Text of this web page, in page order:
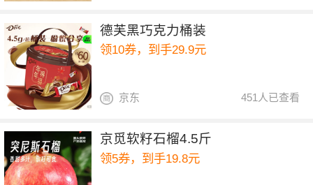
德芙黑巧克力桶装
领10券，到手29.9元
451人已查看
京东
京觅软籽石榴4.5斤
领5券，到手19.8元